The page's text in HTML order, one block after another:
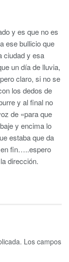
y es que no es
ese bullicio que
ciudad y esa
un día de lluvia,
claro, si no se
los dedos de
y al final no
de «para que
y encima lo
estaba que da
en fin…..espero
dirección.
Los campos